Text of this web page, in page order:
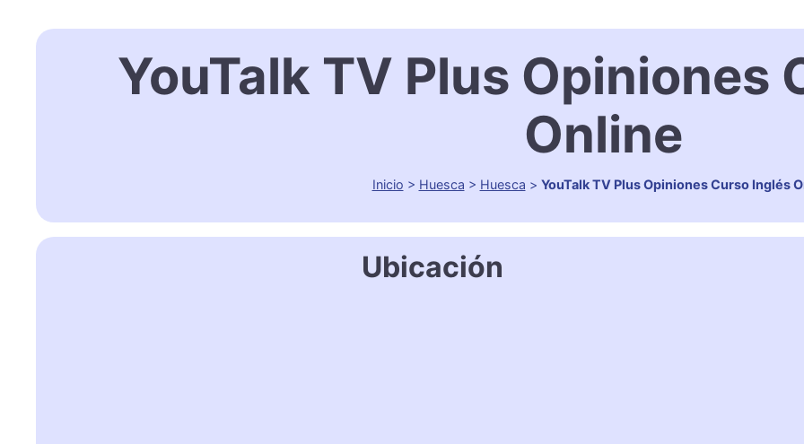
YouTalk TV Plus Opiniones
Online
Inicio > Huesca > Huesca > YouTalk TV Plus Opiniones Curso Inglés
Ubicación